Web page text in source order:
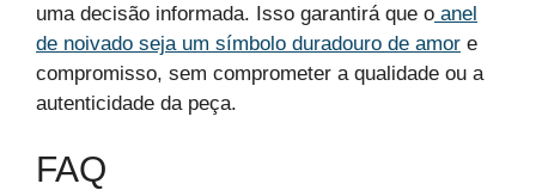
uma decisão informada. Isso garantirá que o anel
de noivado seja um símbolo duradouro de amor e
compromisso, sem comprometer a qualidade ou a
autenticidade da peça.
FAQ